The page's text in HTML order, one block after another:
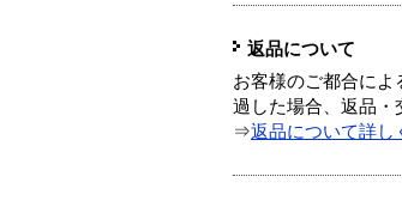
返品について
お客様のご都合に
過した場合、返品・
⇒返品について詳し